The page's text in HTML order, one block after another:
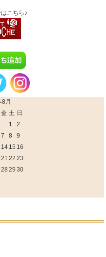
こちら♪
月
金 土 日
1
2
7 8
9
14 15 16
21 22 23
28 29 30